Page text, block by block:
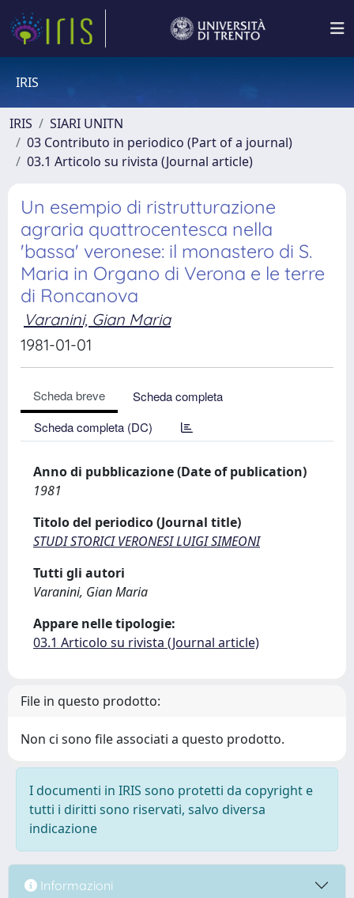
IRIS
IRIS
SIARI UNITN
03 Contributo in periodico (Part of a journal)
03.1 Articolo su rivista (Journal article)
Un esempio di ristrutturazione
agraria quattrocentesca nella
'bassa' veronese: il monastero di S.
Maria in Organo di Verona e le terre
di Roncanova
Varanini, Gian Maria
1981-01-01
Scheda breve
Scheda completa
Scheda completa (DC)
Anno di pubblicazione (Date of publication)
1981
Titolo del periodico (Journal title)
STUDI STORICI VERONESI LUIGI SIMEONI
Tutti gli autori
Varanini, Gian Maria
Appare nelle tipologie:
03.1 Articolo su rivista (Journal article)
File in questo prodotto:
Non ci sono file associati a questo prodotto.
I documenti in IRIS sono protetti da copyright e
tutti i diritti sono riservati, salvo diversa
indicazione
Informazioni